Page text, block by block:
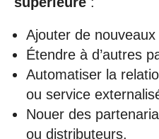
Ajouter de nouveaux
Étendre à d’autres
Automatiser la
ou service
Nouer des
ou distributeurs.